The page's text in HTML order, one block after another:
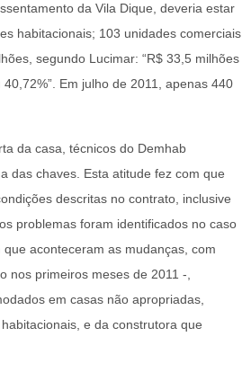
da Vila Dique, deveria estar
habitacionais; 103 unidades comerciais
segundo Lucimar: “R$ 33,5 milhões
Em julho de 2011, apenas 440
da casa, técnicos do Demhab
das chaves. Esta atitude fez com que
descritas no contrato, inclusive
problemas foram identificados no caso
aconteceram as mudanças, com
nos primeiros meses de 2011 -,
em casas não apropriadas,
e da construtora que